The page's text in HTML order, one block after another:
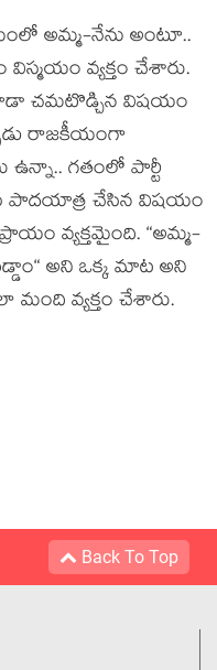
అమ్మ-నేను అంటూ..
వ్య‌క్తం చేశారు.
చ‌మ‌టొడ్చిన విష‌యం
రాజ‌కీయంగా
ఉన్నా.. గ‌తంలో పార్టీ
పాద‌యాత్ర చేసిన విష‌యం
వ్య‌క్త‌మైంది. “అమ్మ‌-
అని ఒక్క మాట అని
వ్య‌క్తం చేశారు.
Back To Top